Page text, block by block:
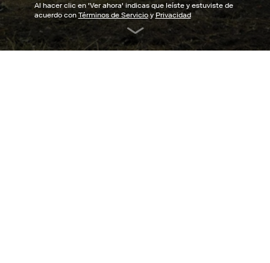
Al hacer clic en 'Ver ahora' indicas que leíste y estuviste de
acuerdo con Términos de Servicioy Privacidad